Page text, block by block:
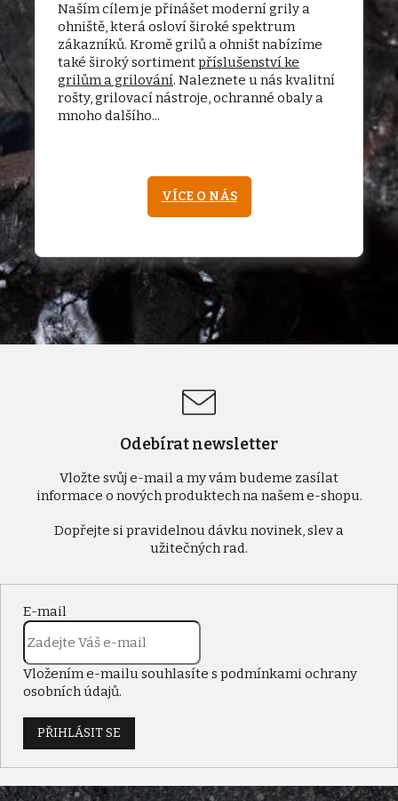
Naším cílem je přinášet moderní grily a
ohniště, která osloví široké spektrum
zákazníků. Kromě grilů a ohništ nabízíme
také široký sortimentpříslušenství ke
grilům a grilování. Naleznete u nás kvalitní
rošty, grilovací nástroje, ochranné obaly a
mnoho dalšího...
VÍCE O NÁS
Odebírat newsletter
Vložte svůj e-mail a my vám budeme zasílat
informace o nových produktech na našem e-shopu.
E-mail
Vložením e-mailu souhlasíte s podmínkami ochrany
osobních údajů.
PŘIHLÁSIT SE